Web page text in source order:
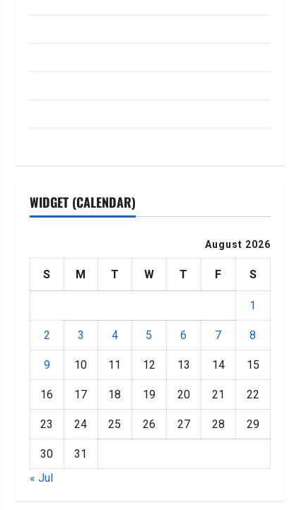
WIDGET (CALENDAR)
August 2026
S M T W T F S
1
2 3 4 5 6 7 8
9 10 11 12 13 14 15
16 17 18 19 20 21 22
23 24 25 26 27 28 29
30
31
« Jul